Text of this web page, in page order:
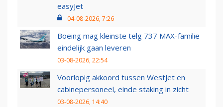
easyJet
04-08-2026, 7:26
Boeing mag kleinste telg 737 MAX-familie
eindelijk gaan leveren
03-08-2026, 22:54
Voorlopig akkoord tussen WestJet en
cabinepersoneel, einde staking in zicht
03-08-2026, 14:40